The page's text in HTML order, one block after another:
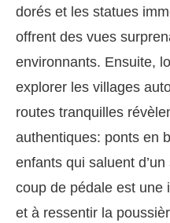
dorés et les statues
offrent des vues
environnants. Ensuite,
explorer les villages
routes tranquilles
authentiques: ponts en
enfants qui saluent
coup de pédale est une
et à ressentir la